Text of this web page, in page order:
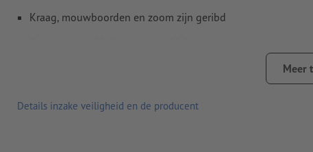
Kraag, mouwboorden en zoom zijn geribd
Voor- en/of achterkant naar keuze bedrukbaar met
Meer
Details inzake veiligheid en de producent